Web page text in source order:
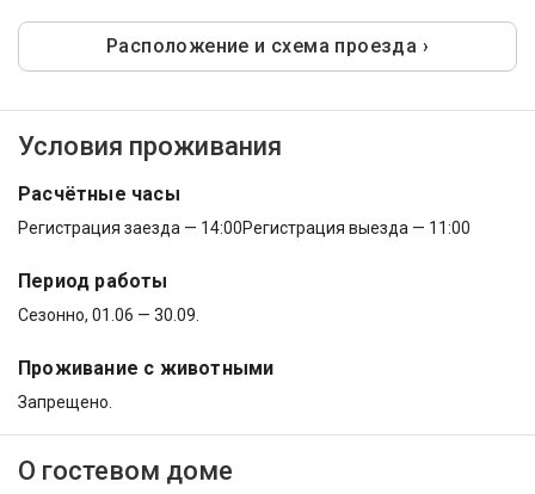
Расположение и схема проезда ›
Условия проживания
Расчётные часы
Регистрация заезда — 14:00Регистрация выезда — 11:00
Период работы
Сезонно, 01.06 — 30.09.
Проживание с животными
Запрещено.
О гостевом доме